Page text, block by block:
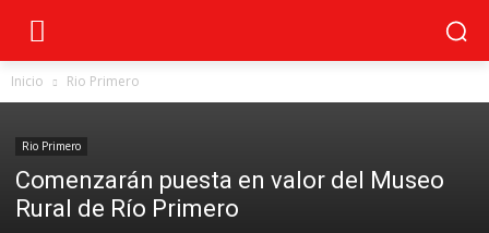
Inicio Rio Primero
Rio Primero
Comenzarán puesta en valor del Museo
Rural de Río Primero